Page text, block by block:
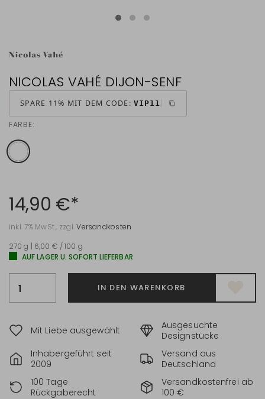
NICOLAS VAHÉ DIJON-SENF
SPARE 11% MIT DEM CODE: VIP11
FARBE:
14,90 €*
inkl. 7% MwSt., zzgl.Versandkosten
270 g | 6,00 € / 100 g
AUF LAGER U. SOFORT LIEFERBAR
IN DEN WARENKORB
Mit Liebe ausgewählt
Ausgesuchte
Designstücke
Inhabergeführt seit
2009
Versand aus
Deutschland
100 Tage
Rückgaberecht
Versandkostenfrei ab
100 €